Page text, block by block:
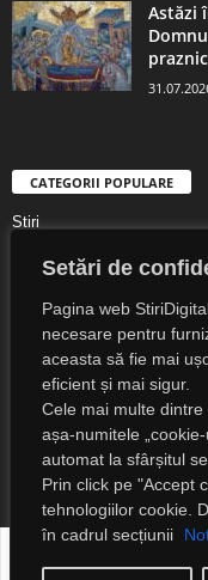
Setări de
Pagina web
necesare pentru
aceasta să fie mai
eficient și mai sigur.
Cele mai multe
așa-numitele
automat la sfârșitul
Prin click pe "Accept
tehnologiilor cookie.
în cadrul secțiunii
Astăzi
CATEGORII POPULARE
Știri
Digital Lifestyle
Societate
Cultură
Religie
Știri Externe